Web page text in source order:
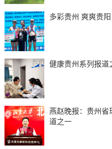
健康贵州系列报道
燕赵晚报：贵州省
道之一